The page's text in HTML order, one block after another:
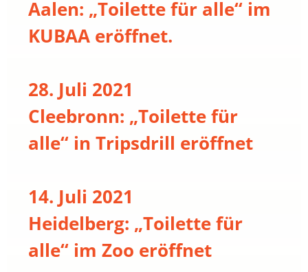
Aalen: „Toilette für alle“ im
KUBAA eröffnet.
28. Juli 2021
Cleebronn: „Toilette für
alle“ in Tripsdrill eröffnet
14. Juli 2021
Heidelberg: „Toilette für
alle“ im Zoo eröffnet